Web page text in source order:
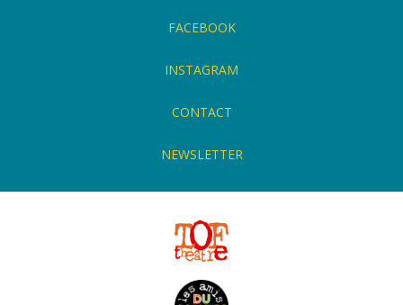
FACEBOOK
INSTAGRAM
CONTACT
NEWSLETTER